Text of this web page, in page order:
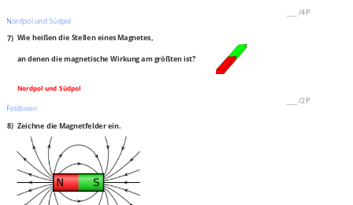
/4P
Nordpol und Südpol
7) Wie heißen die Stellen eines Magnetes,
an denen die magnetische Wirkung am größten ist?
Nordpol und Südpol
/2P
Feldlinien
8) Zeichne die Magnetfelder ein.